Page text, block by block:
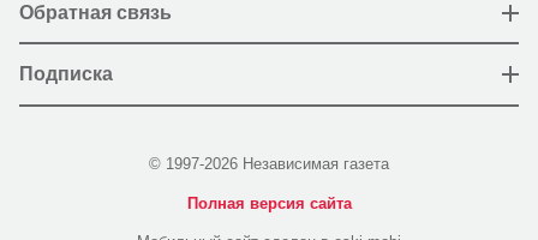
Обратная связь
Подписка
© 1997-2026 Независимая газета
Полная версия сайта